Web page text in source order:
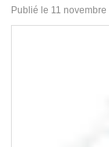
Publié le 11